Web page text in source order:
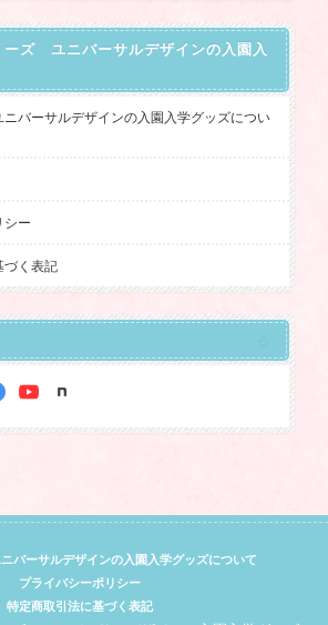
ーズ ユニバーサルデザインの入園入
バーサルデザインの入園入学グッズについ
シー
づく表記
バーサルデザインの入園入学グッズについて
プライバシーポリシー
特定商取引法に基づく表記